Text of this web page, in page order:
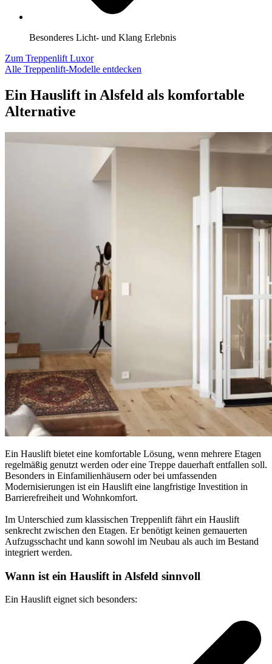
Besonderes Licht- und Klang Erlebnis
Zum Treppenlift Luxor
Alle Treppenlift-Modelle entdecken
Ein Hauslift in Alsfeld als komfortable
Alternative
Ein Hauslift bietet eine komfortable Lösung, wenn mehrere Etagen
regelmäßig genutzt werden oder eine Treppe dauerhaft entfallen soll.
Besonders in Einfamilienhäusern oder bei umfassenden
Modernisierungen ist ein Hauslift eine langfristige Investition in
Barrierefreiheit und Wohnkomfort.
Im Unterschied zum klassischen Treppenlift fährt ein Hauslift
senkrecht zwischen den Etagen. Er benötigt keinen gemauerten
Aufzugsschacht und kann sowohl im Neubau als auch im Bestand
integriert werden.
Wann ist ein Hauslift in Alsfeld sinnvoll
Ein Hauslift eignet sich besonders: